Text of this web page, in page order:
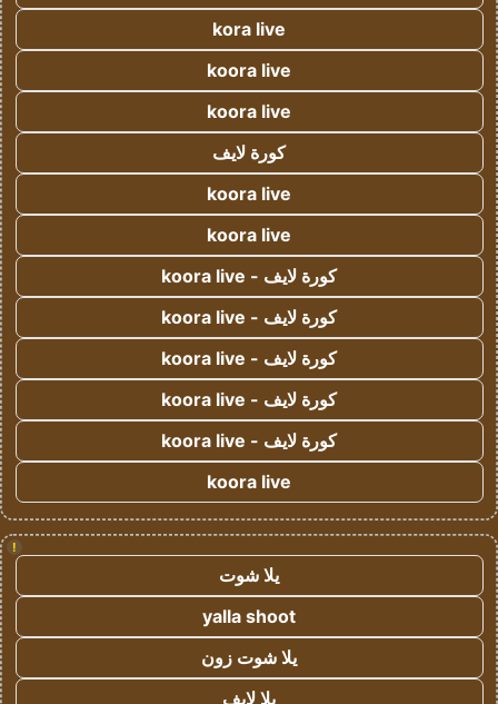
kora live
koora live
koora live
كورة لايف
koora live
koora live
كورة لايف - koora live
كورة لايف - koora live
كورة لايف - koora live
كورة لايف - koora live
كورة لايف - koora live
koora live
!
يلا شوت
yalla shoot
يلا شوت زون
يلا لايف